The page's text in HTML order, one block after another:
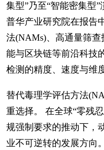
集型”乃至“智能密集型
普华产业研究院在报告
法(NAMs)、高通量筛
能与区块链等前沿科技
检测的精度、速度与维
替代毒理学评估方法
重选择。 在全球“零残
规强制要求的推动下，
业不可逆转的发展方向